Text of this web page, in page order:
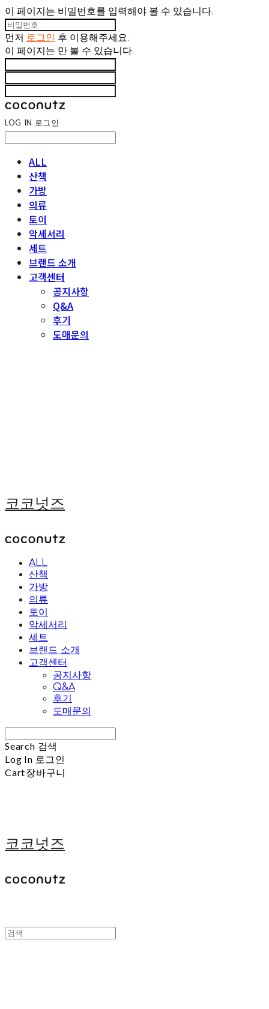
이 페이지는 비밀번호를 입력해야 볼 수 있습니다.
먼저 로그인 후 이용해주세요.
이 페이지는 만 볼 수 있습니다.
LOG IN 로그인
ALL
산책
가방
의류
토이
악세서리
세트
브랜드 소개
고객센터
공지사항
Q&A
후기
도매문의
코코넛즈
ALL
산책
가방
의류
토이
악세서리
세트
브랜드 소개
고객센터
공지사항
Q&A
후기
도매문의
Search 검색
Log In 로그인
Cart장바구니
코코넛즈